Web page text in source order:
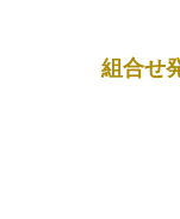
組合せ